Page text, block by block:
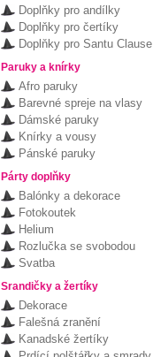
Doplňky pro andílky
Doplňky pro čertíky
Doplňky pro Santu Clause
Paruky a knírky
Afro paruky
Barevné spreje na vlasy
Dámské paruky
Knírky a vousy
Pánské paruky
Párty doplňky
Balónky a dekorace
Fotokoutek
Helium
Rozlučka se svobodou
Svatba
Srandičky a žertíky
Dekorace
Falešná zranění
Kanadské žertíky